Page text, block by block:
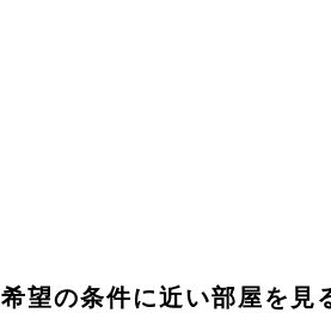
希望の条件に近い部屋を見